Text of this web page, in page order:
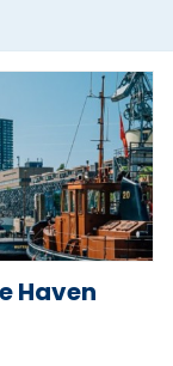
Haven